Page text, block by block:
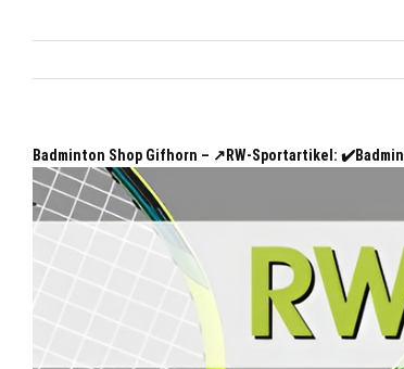
Badminton Shop Gifhorn – ↗️RW-Sportartikel: